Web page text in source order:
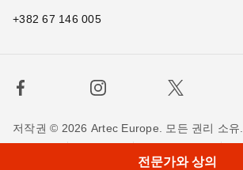
+382 67 146 005
저작권 © 2026 Artec Europe. 모든 권리 소유.
전문가와 상의